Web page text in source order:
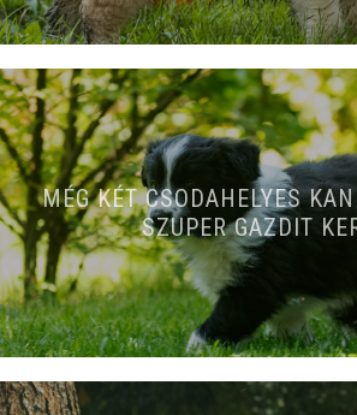
MÉG KÉT CSODAHELYES
SZUPER GAZDIT